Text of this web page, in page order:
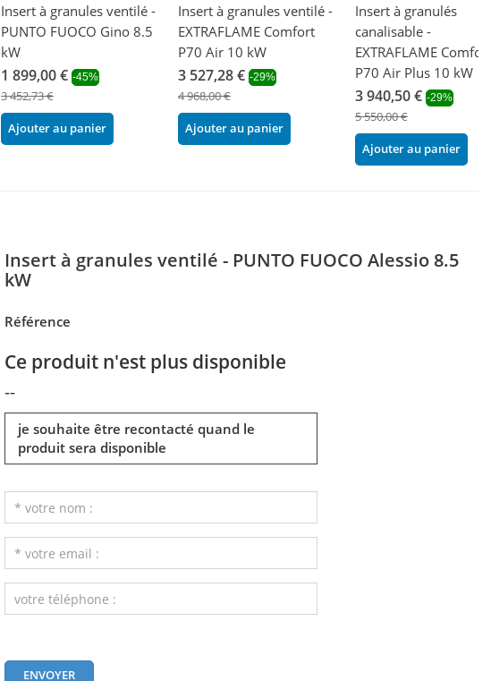
Insert à granules ventilé -
PUNTO FUOCO Gino 8.5
kW
1 899,00 € -45%
3 452,73 €
Ajouter au panier
Insert à granules ventilé -
EXTRAFLAME Comfort
P70 Air 10 kW
3 527,28 € -29%
4 968,00 €
Ajouter au panier
Insert à granulés
canalisable -
EXTRAFLAME Comfort
P70 Air Plus 10 kW
3 940,50 € -29%
5 550,00 €
Ajouter au panier
Insert à granules ventilé - PUNTO FUOCO Alessio 8.5
kW
Référence
Ce produit n'est plus disponible
--
je souhaite être recontacté quand le
produit sera disponible